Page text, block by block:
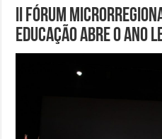
II Fórum
Educação abre o ano